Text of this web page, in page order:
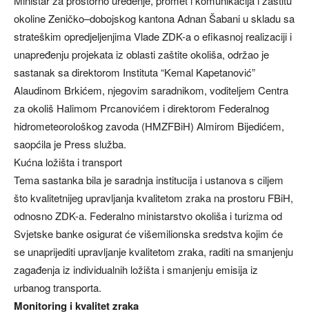
okoline Zeničko–dobojskog kantona Adnan Šabani u skladu sa
strateškim opredjeljenjima Vlade ZDK-a o efikasnoj realizaciji i
unapređenju projekata iz oblasti zaštite okoliša, održao je
sastanak sa direktorom Instituta “Kemal Kapetanović”
Alaudinom Brkićem, njegovim saradnikom, voditeljem Centra
za okoliš Halimom Prcanovićem i direktorom Federalnog
hidrometeorološkog zavoda (HMZFBiH) Almirom Bijedićem,
saopćila je Press služba.
Kućna ložišta i transport
Tema sastanka bila je saradnja institucija i ustanova s ciljem
što kvalitetnijeg upravljanja kvalitetom zraka na prostoru FBiH,
odnosno ZDK-a. Federalno ministarstvo okoliša i turizma od
Svjetske banke osigurat će višemilionska sredstva kojim će
se unaprijediti upravljanje kvalitetom zraka, raditi na smanjenju
zagađenja iz individualnih ložišta i smanjenju emisija iz
urbanog transporta.
Monitoring i kvalitet zraka